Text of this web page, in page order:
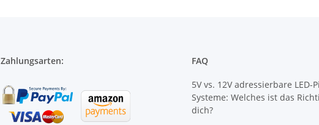
Zahlungsarten: FAQ
5V vs. 12V adressierbare LED-
Systeme: Welches ist das
dich?